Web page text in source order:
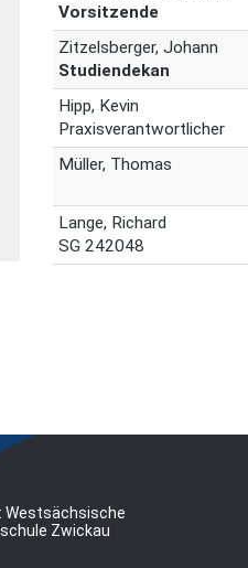
Vorsitzende
Zitzelsberger, Johann
Studiendekan
Hipp, Kevin
Praxisverantwortlicher
Müller, Thomas
Lange, Richard
SG 242048